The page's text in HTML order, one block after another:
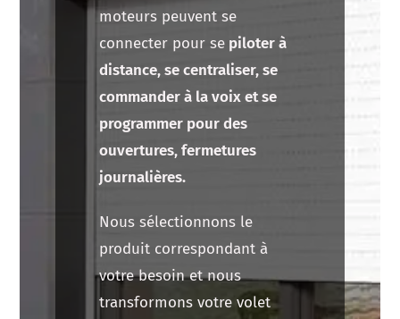
moteurs peuvent se
connecter pour se piloter à
distance, se centraliser, se
commander à la voix et se
programmer pour des
ouvertures, fermetures
journalières.
Nous sélectionnons le
produit correspondant à
votre besoin et nous
transformons votre volet